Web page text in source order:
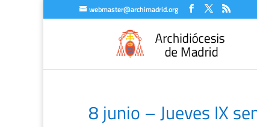
webmaster@archimadrid.org
8 junio – Jueves IX